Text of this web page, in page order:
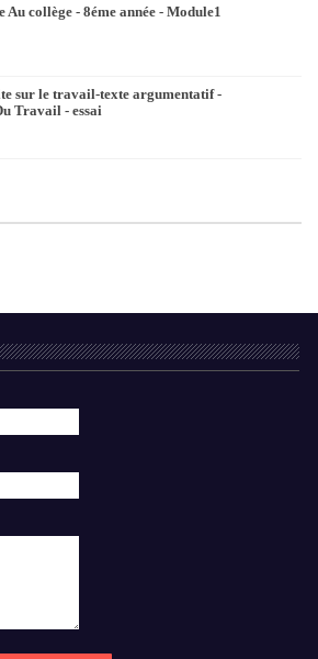
Au collège - 8éme année - Module1
sur le travail-texte argumentatif -
Travail - essai